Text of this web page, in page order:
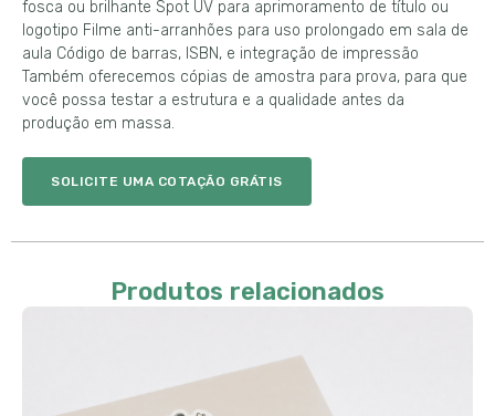
fosca ou brilhante Spot UV para aprimoramento de título ou
logotipo Filme anti-arranhões para uso prolongado em sala de
aula Código de barras, ISBN, e integração de impressão
Também oferecemos cópias de amostra para prova, para que
você possa testar a estrutura e a qualidade antes da
produção em massa.
SOLICITE UMA COTAÇÃO GRÁTIS
Produtos relacionados